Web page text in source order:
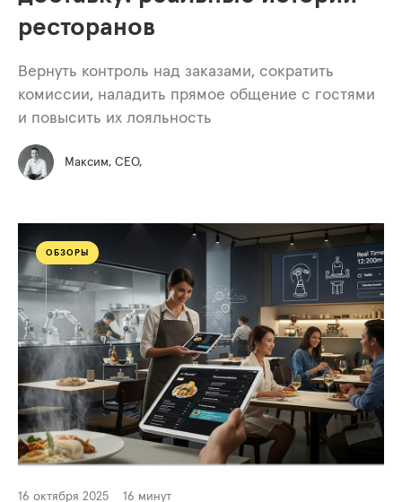
ресторанов
Вернуть контроль над заказами, сократить
комиссии, наладить прямое общение с гостями
и повысить их лояльность
Максим, СЕО,
ОБЗОРЫ
16 октября 2025 16 минут